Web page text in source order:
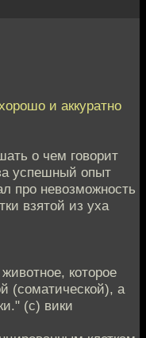
и аккуратно
о чем говорит
успешный опыт
про невозможность
взятой из уха
которое
(соматической), а
(с) вики